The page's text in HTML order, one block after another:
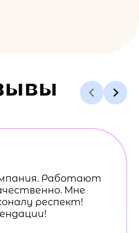
Работают
Мне
респект!